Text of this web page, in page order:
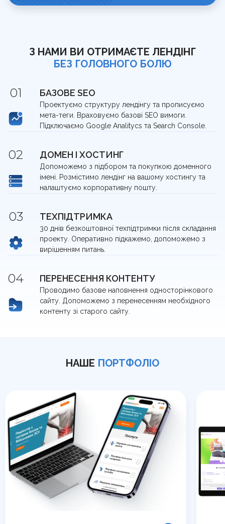
З НАМИ ВИ ОТРИМАЄТЕ ЛЕНДІНГ
БЕЗ ГОЛОВНОГО БОЛЮ
БАЗОВЕ SEO
Проектуємо структуру лендінгу та прописуємо
мета-теги. Враховуємо базові SEO вимоги.
Підключаємо Google Analitycs та Search Console.
ДОМЕН І ХОСТИНГ
Допоможемо з підбором та покупкою доменного
імені. Розмістимо лендінг на вашому хостингу та
налаштуємо корпоративну пошту.
ТЕХПІДТРИМКА
30 днів безкоштовної техпідтримки після складання
проекту. Оперативно підкажемо, допоможемо з
вирішенням питань.
ПЕРЕНЕСЕННЯ КОНТЕНТУ
Проводимо базове наповнення односторінкового
сайту. Допоможемо з перенесенням необхідного
контенту зі старого сайту.
НАШЕ ПОРТФОЛІО